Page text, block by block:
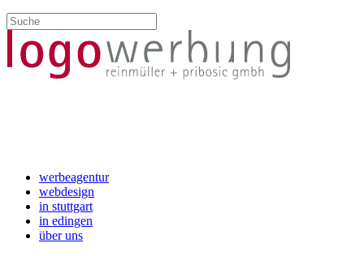
werbeagentur
webdesign
in stuttgart
in edingen
über uns